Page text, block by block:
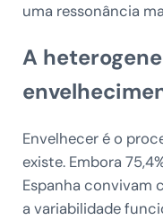
uma ressonância
A
Envelhecer é o
existe. Embora
Espanha convivam
a variabilidade